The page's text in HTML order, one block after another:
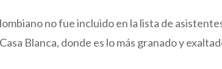
no fue incluido en la lista de
Blanca, donde es lo más granado y